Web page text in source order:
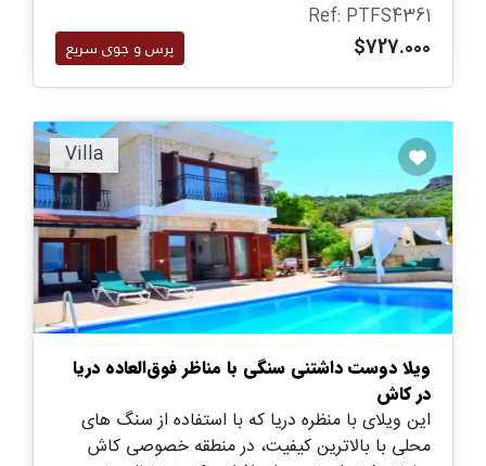
Ref: PTFS4361
$727.000 پرس و جوی سریع
Villa
ویلا دوست داشتنی سنگی با مناظر فوق‌العاده دریا
در کاش
این ویلای با منظره دریا که با استفاده از سنگ های
محلی با بالاترین کیفیت، در منطقه خصوصی کاش